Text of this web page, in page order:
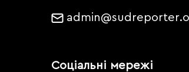
Соціальні мережі